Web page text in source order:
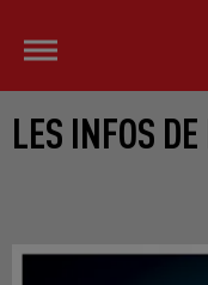
LES INFOS